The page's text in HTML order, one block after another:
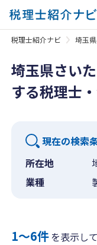
税理士紹介ナビ 埼玉県
埼玉県さい
する税理士
現在の検索
所在地
業種
1〜6件を表示し